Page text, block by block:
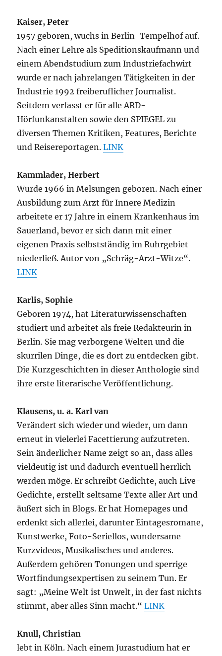
Kaiser, Peter
1957 geboren, wuchs in Berlin-Tempelhof auf.
Nach einer Lehre als Speditionskaufmann und
einem Abendstudium zum Industriefachwirt
wurde er nach jahrelangen Tätigkeiten in der
Industrie 1992 freiberuflicher Journalist.
Seitdem verfasst er für alle ARD-
Hörfunkanstalten sowie den SPIEGEL zu
diversen Themen Kritiken, Features, Berichte
und Reisereportagen.LINK
Kammlader, Herbert
Wurde 1966 in Melsungen geboren. Nach einer
Ausbildung zum Arzt für Innere Medizin
arbeitete er 17 Jahre in einem Krankenhaus im
Sauerland, bevor er sich dann mit einer
eigenen Praxis selbstständig im Ruhrgebiet
niederließ. Autor von „Schräg-Arzt-Witze“.
LINK
Karlis, Sophie
Geboren 1974, hat Literaturwissenschaften
studiert und arbeitet als freie Redakteurin in
Berlin. Sie mag verborgene Welten und die
skurrilen Dinge, die es dort zu entdecken gibt.
Die Kurzgeschichten in dieser Anthologie sind
ihre erste literarische Veröffentlichung.
Klausens, u. a. Karl van
Verändert sich wieder und wieder, um dann
erneut in vielerlei Facettierung aufzutreten.
Sein änderlicher Name zeigt so an, dass alles
vieldeutig ist und dadurch eventuell herrlich
werden möge. Er schreibt Gedichte, auch Live-
Gedichte, erstellt seltsame Texte aller Art und
äußert sich in Blogs. Er hat Homepages und
erdenkt sich allerlei, darunter Eintagesromane,
Kunstwerke, Foto-Seriellos, wundersame
Kurzvideos, Musikalisches und anderes.
Außerdem gehören Tonungen und sperrige
Wortfindungsexpertisen zu seinem Tun. Er
sagt: „Meine Welt ist Unwelt, in der fast nichts
stimmt, aber alles Sinn macht.“LINK
Knull, Christian
lebt in Köln. Nach einem Jurastudium hat er